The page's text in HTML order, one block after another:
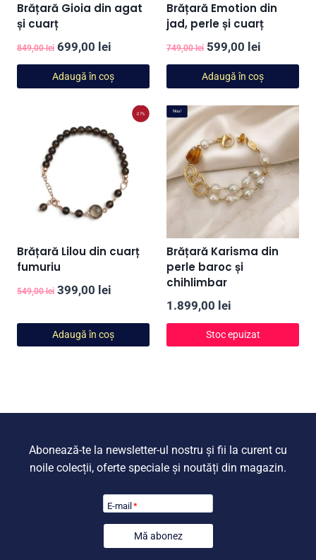
Brățară Gioia din agat
și cuarț
849,00lei Prețul
inițial
a
849,00 lei.
699,00 lei
curent
este:
699,00 lei.
Adaugă în coș
Brățară Emotion din
jad, perle și cuarț
749,00lei Prețul
inițial
a
fost:
749,00 lei.
599,00 lei
curent
este:
599,00
Adaugă în coș
-27%
Brățară Lilou din cuarț
fumuriu
549,00lei Prețul
a
fost:
399,00 lei
este:
399,00 lei.
Adaugă în coș
Nou!
Brățară Karisma din
perle baroc și
chihlimbar
1.899,00 lei
Stoc epuizat
Abonează-te la newsletter-ul nostru și fii la curent cu
noile colecții, oferte speciale și noutăți din magazin.
E-mail*
Mă abonez